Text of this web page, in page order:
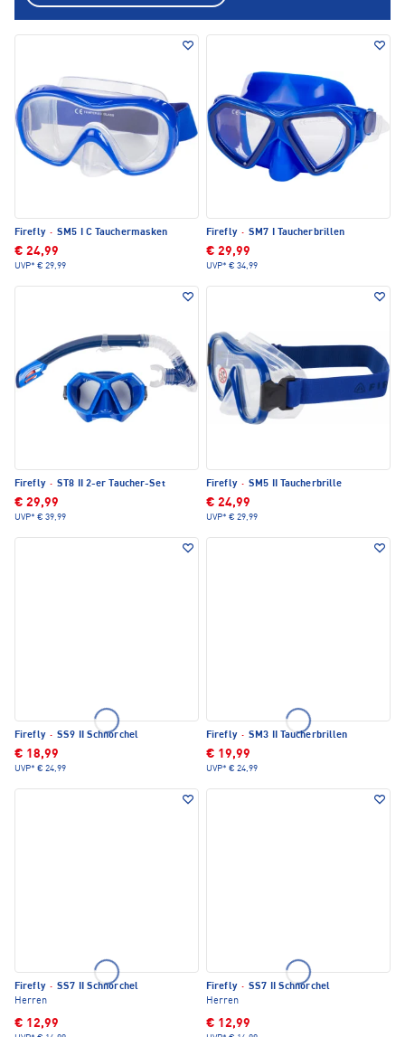
Firefly · SM5 I C Tauchermasken
€ 24,99
UVP* € 29,99
Firefly · SM7 I Taucherbrillen
€ 29,99
UVP* € 34,99
Firefly · ST8 II 2-er Taucher-Set
€ 29,99
UVP* € 39,99
Firefly · SM5 II Taucherbrille
€ 24,99
UVP* € 29,99
Firefly · SS9 II Schnorchel
€ 18,99
UVP* € 24,99
Firefly · SM3 II Taucherbrillen
€ 19,99
UVP* € 24,99
Firefly · SS7 II Schnorchel
Herren
€ 12,99
Firefly · SS7 II Schnorchel
Herren
€ 12,99